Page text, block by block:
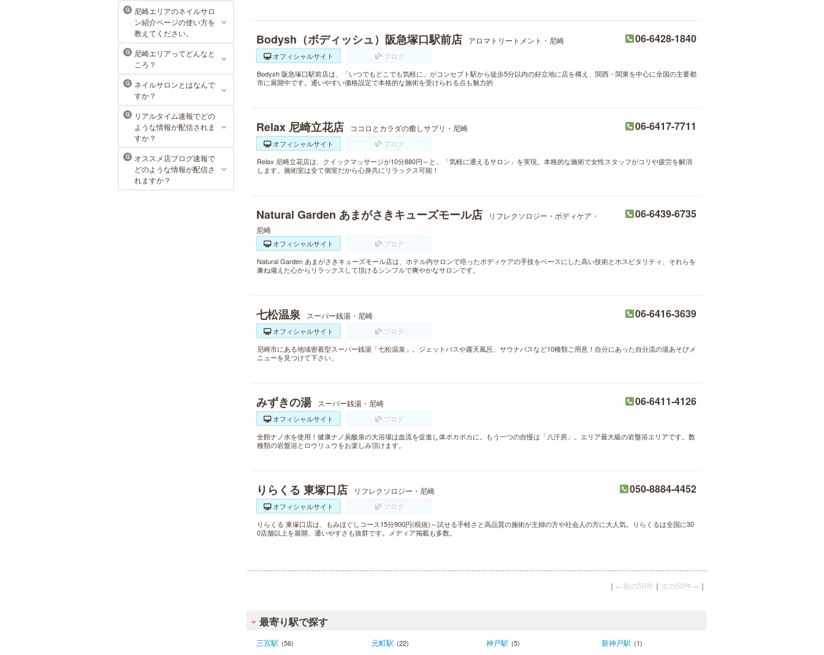
ラ・パルレ 神戸本店
ラ・パルレでは、脱毛、フェイシャ
ルや引き締め、アロマトリートメン
ト、本格的なダイエットコース等、
幅広いメニューでお客様の美を応
援。初めてで不安という方には、初
回限定体験コースも多数取り揃えて
Q
尼崎エリアのネイルサロ
ン紹介ページの使い方を
教えてください。
Q
尼崎エリアってどんなと
ころ？
Q
ネイルサロンとはなんで
すか？
Q
リアルタイム速報でどの
ような情報が配信されま
すか？
Q
オススメ店ブログ速報で
どのような情報が配信さ
れますか？
Bodysh（ボディッシュ）阪急塚口駅前店 アロマトリートメント・尼崎 06-6428-1840
オフィシャルサイト
ブログ
Bodysh 阪急塚口駅前店は、「いつでもどこでも気軽に」がコンセプト駅から徒歩5分以内の好立地に店を構え、関西・関東を中心に全国の主要都
市に展開中です。通いやすい価格設定で本格的な施術を受けられる点も魅力的
Relax 尼崎立花店 ココロとカラダの癒しサプリ・尼崎 06-6417-7711
オフィシャルサイト
ブログ
Relax 尼崎立花店は、クイックマッサージが10分880円～と、「気軽に通えるサロン」を実現。本格的な施術で女性スタッフがコリや疲労を解消
します。施術室は全て個室だから心身共にリラックス可能！
Natural Garden あまがさきキューズモール店
リフレクソロジー・ボディケア・
尼崎
06-6439-6735
オフィシャルサイト
ブログ
Natural Garden あまがさきキューズモール店は、ホテル内サロンで培ったボディケアの手技をベースにした高い技術とホスピタリティ、それらを
兼ね備えた心からリラックスして頂けるシンプルで爽やかなサロンです。
七松温泉 スーパー銭湯・尼崎 06-6416-3639
オフィシャルサイト
ブログ
尼崎市にある地域密着型スーパー銭湯「七松温泉」。ジェットバスや露天風呂、サウナバスなど10種類ご用意！自分にあった自分流の湯あそびメ
ニューを見つけて下さい。
みずきの湯 スーパー銭湯・尼崎 06-6411-4126
オフィシャルサイト
ブログ
全館ナノ水を使用！健康ナノ炭酸泉の大浴場は血流を促進し体ポカポカに。もう一つの自慢は「八汗房」。エリア最大級の岩盤浴エリアです。数
種類の岩盤浴とロウリュウをお楽しみ頂けます。
りらくる 東塚口店 リフレクソロジー・尼崎 050-8884-4452
オフィシャルサイト
ブログ
りらくる 東塚口店は、もみほぐしコース15分900円(税抜)～試せる手軽さと高品質の施術が主婦の方や社会人の方に大人気。りらくるは全国に30
0店舗以上を展開、通いやすさも抜群です。メディア掲載も多数。
｜ ←前の50件 ｜ 次の50件→ ｜
最寄り駅で探す
三宮駅 (56) 元町駅 (22) 神戸駅 (5) 新神戸駅 (1)